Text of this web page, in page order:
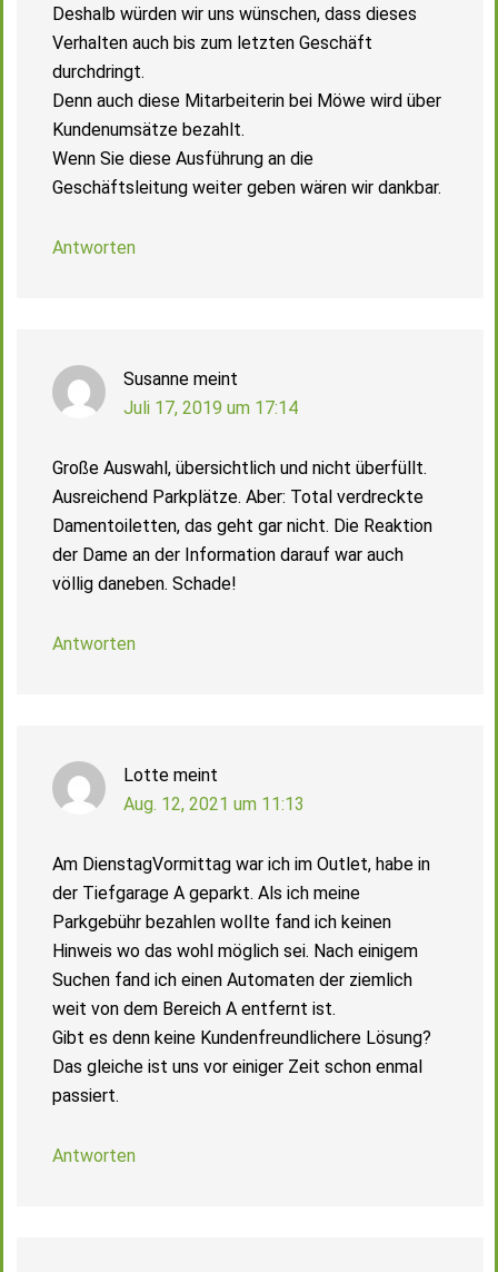
Deshalb würden wir uns wünschen, dass dieses
Verhalten auch bis zum letzten Geschäft
durchdringt.
Denn auch diese Mitarbeiterin bei Möwe wird über
Kundenumsätze bezahlt.
Wenn Sie diese Ausführung an die
Geschäftsleitung weiter geben wären wir dankbar.
Antworten
Susanne meint
Juli 17, 2019 um 17:14
Große Auswahl, übersichtlich und nicht überfüllt.
Ausreichend Parkplätze. Aber: Total verdreckte
Damentoiletten, das geht gar nicht. Die Reaktion
der Dame an der Information darauf war auch
völlig daneben. Schade!
Antworten
Lotte meint
Aug. 12, 2021 um 11:13
Am DienstagVormittag war ich im Outlet, habe in
der Tiefgarage A geparkt. Als ich meine
Parkgebühr bezahlen wollte fand ich keinen
Hinweis wo das wohl möglich sei. Nach einigem
Suchen fand ich einen Automaten der ziemlich
weit von dem Bereich A entfernt ist.
Gibt es denn keine Kundenfreundlichere Lösung?
Das gleiche ist uns vor einiger Zeit schon enmal
passiert.
Antworten